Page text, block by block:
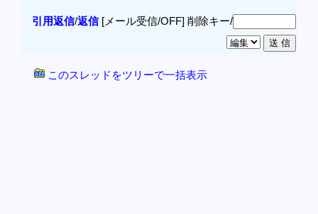
引用返信/返信[メール受信/OFF] 削除キー/
このスレッドをツリーで一括表示